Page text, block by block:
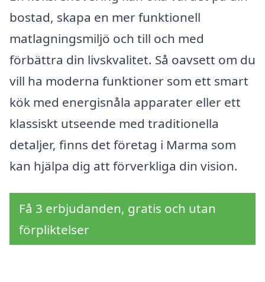
bostad, skapa en mer funktionell
matlagningsmiljö och till och med
förbättra din livskvalitet. Så oavsett om du
vill ha moderna funktioner som ett smart
kök med energisnåla apparater eller ett
klassiskt utseende med traditionella
detaljer, finns det företag i Marma som
kan hjälpa dig att förverkliga din vision.
Få 3 erbjudanden, gratis och utan
förpliktelser